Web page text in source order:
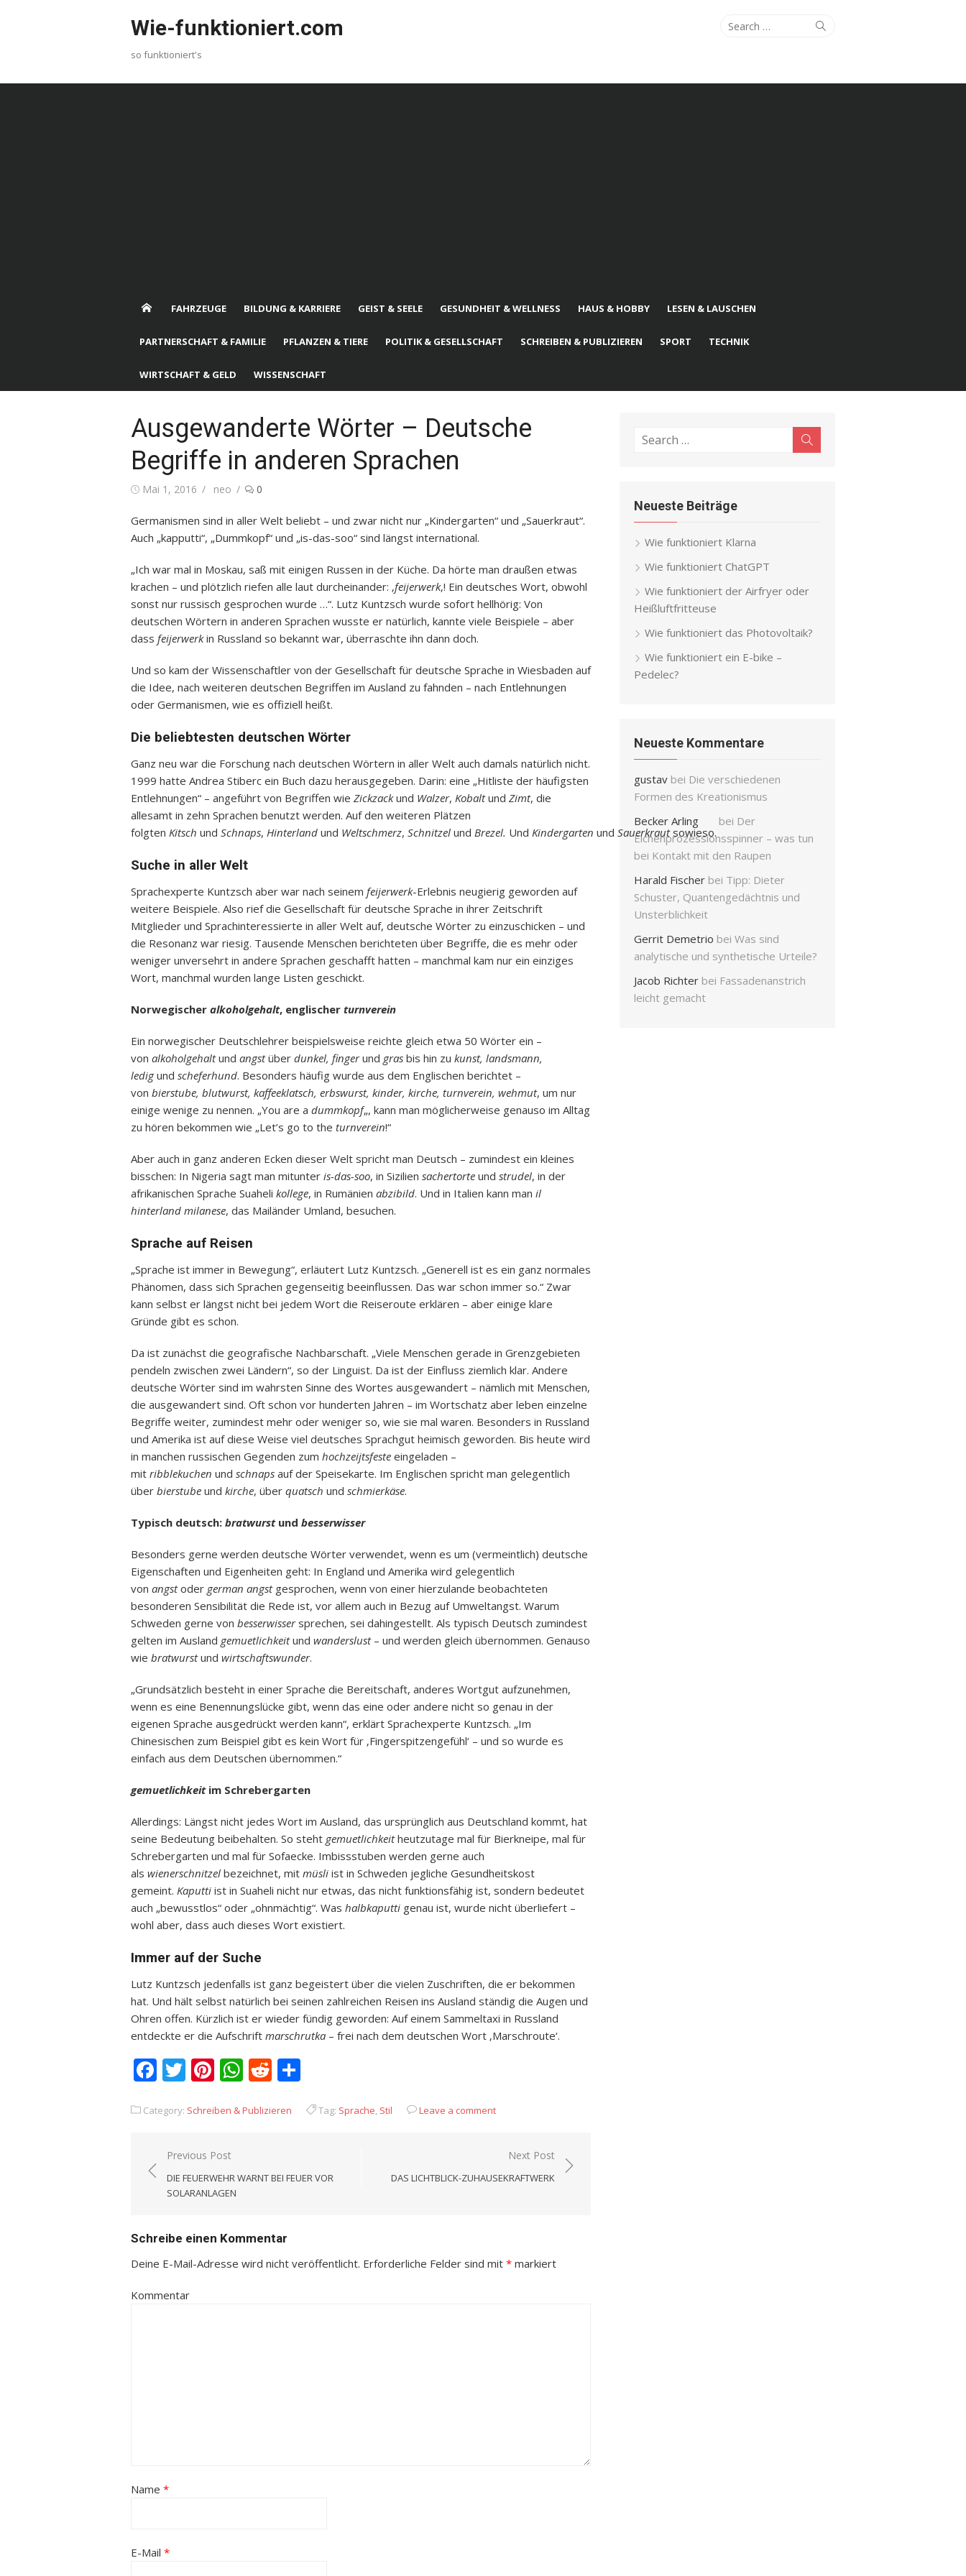
Wie-funktioniert.com
so funktioniert's
Search
Search
FAHRZEUGE BILDUNG & KARRIERE GEIST & SEELE GESUNDHEIT & WELLNESS HAUS & HOBBY LESEN & LAUSCHEN
PARTNERSCHAFT & FAMILIE PFLANZEN & TIERE POLITIK & GESELLSCHAFT SCHREIBEN & PUBLIZIEREN SPORT TECHNIK
WIRTSCHAFT & GELD WISSENSCHAFT
Ausgewanderte Wörter – Deutsche
Begriffe in anderen Sprachen
Posted
Mai 1, 2016 Author
neo 0
Germanismen sind in aller Welt beliebt – und zwar nicht nur „Kindergarten“ und „Sauerkraut“.
Auch „kapputti“, „Dummkopf“ und „is-das-soo“ sind längst international.
„Ich war mal in Moskau, saß mit einigen Russen in der Küche. Da hörte man draußen etwas
krachen – und plötzlich riefen alle laut durcheinander: ‚feijerwerk‚! Ein deutsches Wort, obwohl
sonst nur russisch gesprochen wurde …“. Lutz Kuntzsch wurde sofort hellhörig: Von
deutschen Wörtern in anderen Sprachen wusste er natürlich, kannte viele Beispiele – aber
dass feijerwerkin Russland so bekannt war, überraschte ihn dann doch.
Und so kam der Wissenschaftler von der Gesellschaft für deutsche Sprache in Wiesbaden auf
die Idee, nach weiteren deutschen Begriffen im Ausland zu fahnden – nach Entlehnungen
oder Germanismen, wie es offiziell heißt.
Die beliebtesten deutschen Wörter
Ganz neu war die Forschung nach deutschen Wörtern in aller Welt auch damals natürlich nicht.
1999 hatte Andrea Stiberc ein Buch dazu herausgegeben. Darin: eine „Hitliste der häufigsten
Entlehnungen“ – angeführt von Begriffen wie Zickzackund Walzer, Kobaltund Zimt, die
allesamt in zehn Sprachen benutzt werden. Auf den weiteren Plätzen
folgten Kitsch und Schnaps, Hinterland und Weltschmerz, Schnitzel und Brezel. Und Kindergarten und Sauerkrautsowieso.
Suche in aller Welt
Sprachexperte Kuntzsch aber war nach seinem feijerwerk-Erlebnis neugierig geworden auf
weitere Beispiele. Also rief die Gesellschaft für deutsche Sprache in ihrer Zeitschrift
Mitglieder und Sprachinteressierte in aller Welt auf, deutsche Wörter zu einzuschicken – und
die Resonanz war riesig. Tausende Menschen berichteten über Begriffe, die es mehr oder
weniger unversehrt in andere Sprachen geschafft hatten – manchmal kam nur ein einziges
Wort, manchmal wurden lange Listen geschickt.
Norwegischer alkoholgehalt, englischer turnverein
Ein norwegischer Deutschlehrer beispielsweise reichte gleich etwa 50 Wörter ein –
von alkoholgehaltund angstüber dunkel, fingerund gras bis hin zu kunst, landsmann,
ledigund scheferhund. Besonders häufig wurde aus dem Englischen berichtet –
von bierstube, blutwurst, kaffeeklatsch, erbswurst, kinder, kirche, turnverein, wehmut, um nur
einige wenige zu nennen. „You are a dummkopf„, kann man möglicherweise genauso im Alltag
zu hören bekommen wie „Let’s go to the turnverein!“
Aber auch in ganz anderen Ecken dieser Welt spricht man Deutsch – zumindest ein kleines
bisschen: In Nigeria sagt man mitunter is-das-soo, in Sizilien sachertorte und strudel, in der
afrikanischen Sprache Suaheli kollege, in Rumänien abzibild. Und in Italien kann man il
hinterland milanese, das Mailänder Umland, besuchen.
Sprache auf Reisen
„Sprache ist immer in Bewegung“, erläutert Lutz Kuntzsch. „Generell ist es ein ganz normales
Phänomen, dass sich Sprachen gegenseitig beeinflussen. Das war schon immer so.“ Zwar
kann selbst er längst nicht bei jedem Wort die Reiseroute erklären – aber einige klare
Gründe gibt es schon.
Da ist zunächst die geografische Nachbarschaft. „Viele Menschen gerade in Grenzgebieten
pendeln zwischen zwei Ländern“, so der Linguist. Da ist der Einfluss ziemlich klar. Andere
deutsche Wörter sind im wahrsten Sinne des Wortes ausgewandert – nämlich mit Menschen,
die ausgewandert sind. Oft schon vor hunderten Jahren – im Wortschatz aber leben einzelne
Begriffe weiter, zumindest mehr oder weniger so, wie sie mal waren. Besonders in Russland
und Amerika ist auf diese Weise viel deutsches Sprachgut heimisch geworden. Bis heute wird
in manchen russischen Gegenden zum hochzeijtsfeste eingeladen –
mit ribblekuchen und schnaps auf der Speisekarte. Im Englischen spricht man gelegentlich
über bierstube und kirche, über quatsch und schmierkäse.
Typisch deutsch: bratwurst und besserwisser
Besonders gerne werden deutsche Wörter verwendet, wenn es um (vermeintlich) deutsche
Eigenschaften und Eigenheiten geht: In England und Amerika wird gelegentlich
von angstoder german angstgesprochen, wenn von einer hierzulande beobachteten
besonderen Sensibilität die Rede ist, vor allem auch in Bezug auf Umweltangst. Warum
Schweden gerne von besserwissersprechen, sei dahingestellt. Als typisch Deutsch zumindest
gelten im Ausland gemuetlichkeitund wanderslust – und werden gleich übernommen. Genauso
wie bratwurstund wirtschaftswunder.
„Grundsätzlich besteht in einer Sprache die Bereitschaft, anderes Wortgut aufzunehmen,
wenn es eine Benennungslücke gibt, wenn das eine oder andere nicht so genau in der
eigenen Sprache ausgedrückt werden kann“, erklärt Sprachexperte Kuntzsch. „Im
Chinesischen zum Beispiel gibt es kein Wort für ‚Fingerspitzengefühl‘ – und so wurde es
einfach aus dem Deutschen übernommen.“
gemuetlichkeitim Schrebergarten
Allerdings: Längst nicht jedes Wort im Ausland, das ursprünglich aus Deutschland kommt, hat
seine Bedeutung beibehalten. So steht gemuetlichkeitheutzutage mal für Bierkneipe, mal für
Schrebergarten und mal für Sofaecke. Imbissstuben werden gerne auch
als wienerschnitzel bezeichnet, mit müsli ist in Schweden jegliche Gesundheitskost
gemeint. Kaputti ist in Suaheli nicht nur etwas, das nicht funktionsfähig ist, sondern bedeutet
auch „bewusstlos“ oder „ohnmächtig“. Was halbkaputti genau ist, wurde nicht überliefert –
wohl aber, dass auch dieses Wort existiert.
Immer auf der Suche
Lutz Kuntzsch jedenfalls ist ganz begeistert über die vielen Zuschriften, die er bekommen
hat. Und hält selbst natürlich bei seinen zahlreichen Reisen ins Ausland ständig die Augen und
Ohren offen. Kürzlich ist er wieder fündig geworden: Auf einem Sammeltaxi in Russland
entdeckte er die Aufschrift marschrutka – frei nach dem deutschen Wort ‚Marschroute‘.
Facebook
Twitter
Pinterest
WhatsApp
Reddit
Category: Schreiben & Publizieren Tag: Sprache, Stil Leave a comment
Beitrags-
Navigation
Previous Post
DIE FEUERWEHR WARNT BEI FEUER VOR
SOLARANLAGEN
Next Post
DAS LICHTBLICK-ZUHAUSEKRAFTWERK
Schreibe einen Kommentar
Deine E-Mail-Adresse wird nicht veröffentlicht. Erforderliche Felder sind mit * markiert
Kommentar
Name *
E-Mail *
Search
Neueste Beiträge
Wie funktioniert Klarna
Wie funktioniert ChatGPT
Wie funktioniert der Airfryer oder
Heißluftfritteuse
Wie funktioniert das Photovoltaik?
Wie funktioniert ein E-bike –
Pedelec?
Neueste Kommentare
gustav bei Die verschiedenen
Formen des Kreationismus
Becker Arling
bei Der
Eichenprozessionsspinner – was tun
bei Kontakt mit den Raupen
Harald Fischer bei Tipp: Dieter
Schuster, Quantengedächtnis und
Unsterblichkeit
Gerrit Demetrio bei Was sind
analytische und synthetische Urteile?
Jacob Richter bei Fassadenanstrich
leicht gemacht